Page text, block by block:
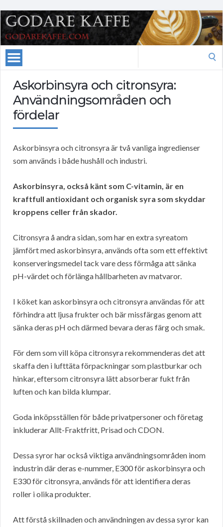
Askorbinsyra och citronsyra:
Användningsområden och
fördelar
Askorbinsyra och citronsyra är två vanliga ingredienser
som används i både hushåll och industri.
Askorbinsyra, också känt som C-vitamin, är en
kraftfull antioxidant och organisk syra som skyddar
kroppens celler från skador.
Citronsyra å andra sidan, som har en extra syreatom
jämfört med askorbinsyra, används ofta som ett effektivt
konserveringsmedel tack vare dess förmåga att sänka
pH-värdet och förlänga hållbarheten av matvaror.
I köket kan askorbinsyra och citronsyra användas för att
förhindra att ljusa frukter och bär missfärgas genom att
sänka deras pH och därmed bevara deras färg och smak.
För dem som vill köpa citronsyra rekommenderas det att
skaffa den i lufttäta förpackningar som plastburkar och
hinkar, eftersom citronsyra lätt absorberar fukt från
luften och kan bilda klumpar.
Goda inköpsställen för både privatpersoner och företag
inkluderar Allt-Fraktfritt, Prisad och CDON.
Dessa syror har också viktiga användningsområden inom
industrin där deras e-nummer, E300 för askorbinsyra och
E330 för citronsyra, används för att identifiera deras
roller i olika produkter.
Att förstå skillnaden och användningen av dessa syror kan